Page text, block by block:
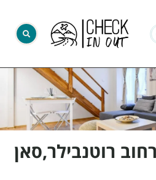
רוטנבילר,סאן